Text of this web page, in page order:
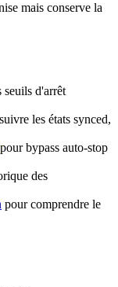
mais conserve la
seuils d'arrêt
les états synced,
pour bypass auto-stop
des
pour comprendre le